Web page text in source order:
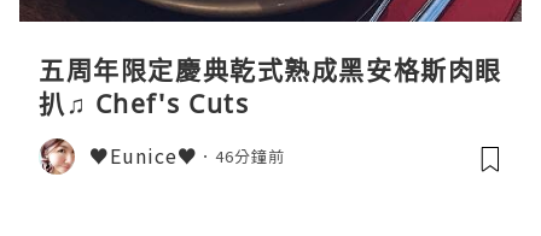
五周年限定慶典乾式熟成黑安格斯肉眼
扒♫ Chef's Cuts
♥Eunice♥ 46分鐘前